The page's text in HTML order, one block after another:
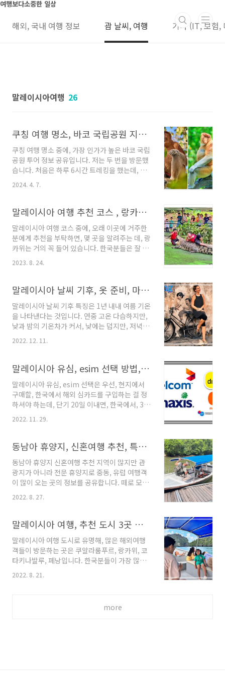
본문 바로가기
여행보다소중한 일상
해외, 국내 여행 정보 괌 날씨, 여행 기타 (IT, 보험,
말레이시아여행 26
쿠칭 여행 명소, 바코 국립공원 지도, 가이드 투어 가격, 숙소 예약, 교통 정보, 비용
쿠칭 여행 명소 중에, 가장 인가가 높은 바코 국립
공원 투어 정보 공유입니다. 저는 두 번을 방문했
습니다. 처음은 하루 6시간 트레킹을 했는데, 너
무 좋아, 1박을 여행을 다시 갑니다. 2번 간, 여행
후기 공유입니다. 싱가포르, 말레이시아. 인도네
사, 에어알로 가격 비교 쿠칭 여행 명소 바코 국립
공원은 1950년 대에 설립된 곳이지만, 지리학적
으로 보면, 약 2억 3천만 년 전에 형성된 곳으로
보고 있으며, 모래가 성분이 오랜 시간을 통해, 퇴
적, 해식, 침식되어 아름다운 지형과 암석을 자랑
하고 있습니다. 그뿐만 아니라, 잘 보존된 자연환
합니다. 보통, ..
2024. 4. 7.
말레이시아 여행 추천 코스 , 랑카위 악어 농장, 가격, 교통, 유심 할인
말레이시아 여행 코스 중에, 오래 이곳에 거주한
분에게 추천을 부탁하면, 몇 곳을 알려주는 데, 랑
카위는 거의 꼭 들어 있습니다. 한국분들은 잘 모
르지만, 세계적으로 유명한 휴양지입니다. 랑카
위의 유명 코스 악어 농장 상세 정보입니다. 말레
이시아 여행 도시로 유명해, 많은 해외여행객들
이 방문하는 곳은 쿠알라룸푸르, 랑카위, 코타키
나발루, 페낭입니다. 한국분들이 가장 많이 방문
하는 곳은 직항이 있는 코타키나발루입니다.
tripeditor.tistory.com 말레이시아 여행 추천
코스 이 나라의 해외 유명 여행지로는 한국에는
합니다. 두 지역은 비행기로 30분, ..
2023. 8. 24.
말레이시아 날씨 기후, 옷 준비, 마사지, 유심, 비 강수량, 항공권 가격
말레이시아 날씨 기후 특징은 1년 내내 여름 기온
을 나타낸다는 것입니다. 연중 고온 다습하지만,
낮과 밤의 기온차가 커서, 낮에는 덥지만, 저녁에
는 의외로 선선할 때도 있습니다. 기상 관련 자료
를 통해 알아보겠습니다. 말레이시아 여행, 추천
로 유명해, 많은 해외여행객들이 방문하는 곳은
쿠알라룸푸르, 랑카위, 코타키나발루, 페낭입니
다. 한국분들이 가장 많이 방문하는 곳은 직항이
있는 코타키나발루입니다.
tripeditor.tistory.com 말레이시아 날씨 월별
기후 알아보기 한국의 날씨를 설명할 때, 서울과
은 지리적으로 동서로 나뉘고 있습니다. 동쪽을
대표하는 도..
2022. 12. 11.
말레이시아 유심, esim 선택 방법, 가격 3군데 비교, 지혜로운 구입 팁
말레이시아 유심, esim 선택은 우선, 현지에서
구매할, 한국에서 해외 심카드를 구입하는 걸 정
하셔야 하는데, 단기 20일 이내면, 한국에서, 30
니다. 3년의 현지 생활을 바탕으로 설명 들어갑니
정리 말레이시아 유심, esim 선택 방법 2개를 모
두 써 본 입장으로, esim 강추합니다. 그러나 지
원하는 폰 종류에 한계가 있어, 그게 참 아쉽네요.
본인의 폰이 esim을 지원하면 이심입니다. 1) 일
단 가격이 더 저렴하고, 2) 택배, 수령 이런거 없
이. 메일이나, 카톡으로 오는 코드를 폰으로 읽어
유심을..
2022. 11. 29.
동남아 휴양지, 신혼여행 추천, 특별한 투어, 합리적인 호텔 가격
동남아 휴양지 신혼여행 추천 지역이 많지만 관
광지가 아니라 전문 휴양지로 중동, 유럽 여행객
이 많이 오는 곳의 정보를 공유합니다. 떼로 모아
수 있는 개인 투어가 많으며, 호텔 가격도 그리 비
역 위치 동남아 유명 여행지역하면, 보통 태국, 베
트남, 필리핀, 싱가포르가 먼저 기억나실 겁니다.
제가 이번에 소개드릴 곳은 말레이시아 손꼽히는
휴양지 랑카위(Langkawi)를 소개해 드립니다.
말레이시아가 한국에 유명하지 않습니다. 하지만
동남아에서는 Brunei, Singapore 다음으로 부
2022. 8. 27.
말레이시아 여행, 추천 도시 3곳 특징, 코스 소개
말레이시아 여행 도시로 유명해, 많은 해외여행
객들이 방문하는 곳은 쿠알라룸푸르, 랑카위, 코
타키나발루, 페낭입니다. 한국분들이 가장 많이
방문하는 곳은 직항이 있는 코타키나발루입니다.
한국분들에게 덜 유명한 지역부터 알아보겠습니
곳은 동남아의 유수한 아름 다고, 의미 있는 지역
2022. 8. 21.
more